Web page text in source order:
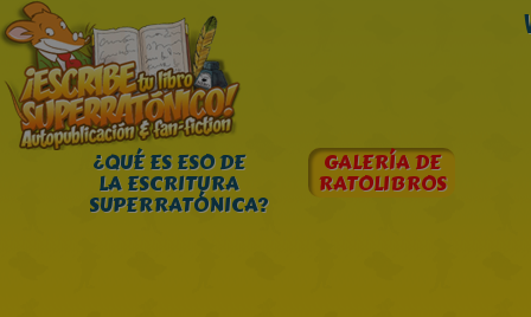
¿QUÉ ES ESO DE
LA ESCRITURA
SUPERRATÓNICA?
GALERÍA DE
RATOLIBROS